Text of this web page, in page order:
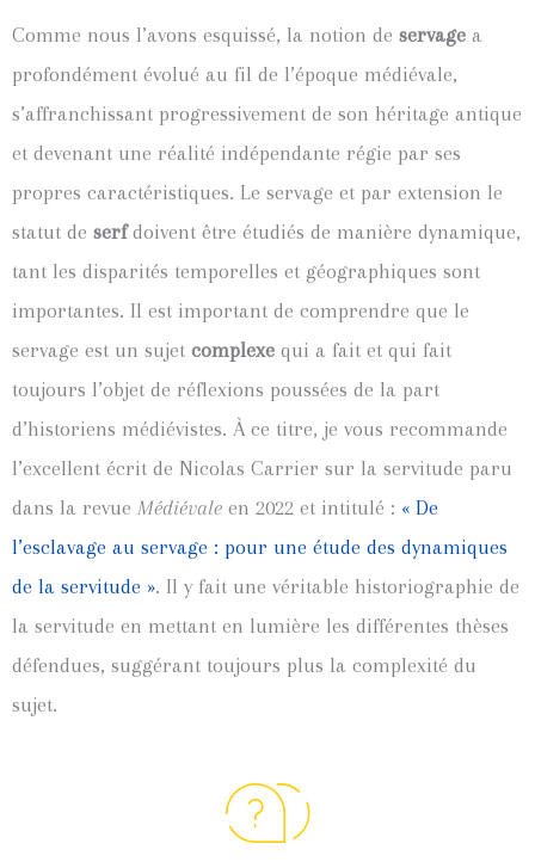
Comme nous l’avons esquissé, la notion de servage a
profondément évolué au fil de l’époque médiévale,
s’affranchissant progressivement de son héritage antique
et devenant une réalité indépendante régie par ses
propres caractéristiques. Le servage et par extension le
statut de serfdoivent être étudiés de manière dynamique,
tant les disparités temporelles et géographiques sont
importantes. Il est important de comprendre que le
servage est un sujet complexe qui a fait et qui fait
toujours l’objet de réflexions poussées de la part
d’historiens médiévistes. À ce titre, je vous recommande
l’excellent écrit de Nicolas Carrier sur la servitude paru
dans la revue Médiévale en 2022 et intitulé : « De
l’esclavage au servage : pour une étude des dynamiques
de la servitude ». Il y fait une véritable historiographie de
la servitude en mettant en lumière les différentes thèses
défendues, suggérant toujours plus la complexité du
sujet.